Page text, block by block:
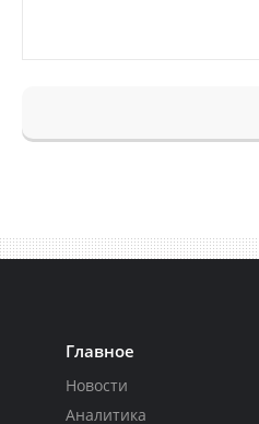
Главное
Новости
Аналитика